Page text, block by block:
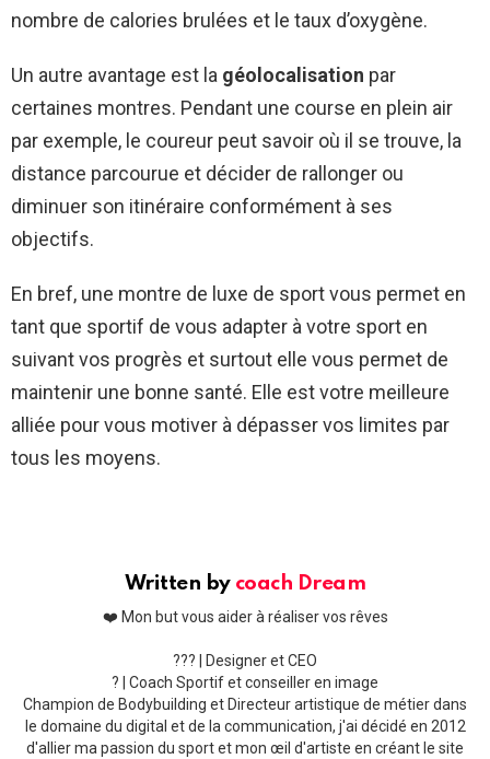
nombre de calories brulées et le taux d’oxygène.
Un autre avantage est la géolocalisation par
certaines montres. Pendant une course en plein air
par exemple, le coureur peut savoir où il se trouve, la
distance parcourue et décider de rallonger ou
diminuer son itinéraire conformément à ses
objectifs.
En bref, une montre de luxe de sport vous permet en
tant que sportif de vous adapter à votre sport en
suivant vos progrès et surtout elle vous permet de
maintenir une bonne santé. Elle est votre meilleure
alliée pour vous motiver à dépasser vos limites par
tous les moyens.
Written by coach Dream
❤️ Mon but vous aider à réaliser vos rêves
??‍? | Designer et CEO
? | Coach Sportif et conseiller en image
Champion de Bodybuilding et Directeur artistique de métier dans
le domaine du digital et de la communication, j'ai décidé en 2012
d'allier ma passion du sport et mon œil d'artiste en créant le site